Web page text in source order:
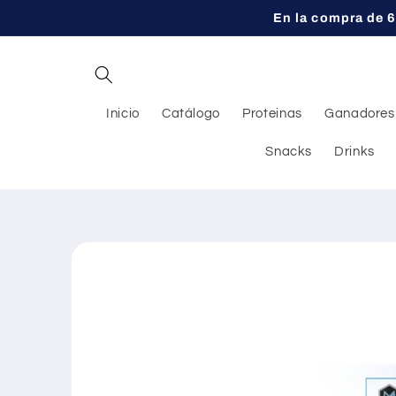
al contenido
En la compra de
Inicio Catálogo Proteinas Ganadores
Snacks Drinks